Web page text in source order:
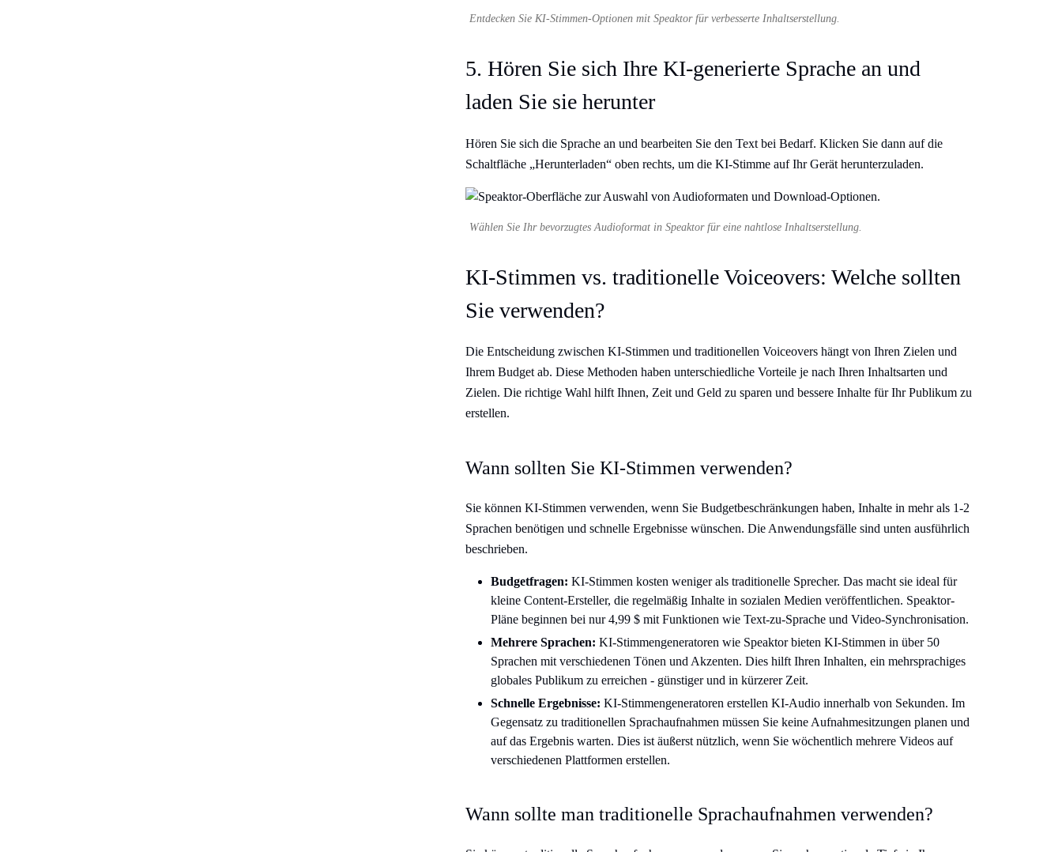
Entdecken Sie KI-Stimmen-Optionen mit Speaktor für verbesserte Inhaltserstellung.
5. Hören Sie sich Ihre KI-generierte Sprache an und
laden Sie sie herunter
Hören Sie sich die Sprache an und bearbeiten Sie den Text bei Bedarf. Klicken Sie dann auf die
Schaltfläche „Herunterladen“ oben rechts, um die KI-Stimme auf Ihr Gerät herunterzuladen.
Wählen Sie Ihr bevorzugtes Audioformat in Speaktor für eine nahtlose Inhaltserstellung.
KI-Stimmen vs. traditionelle Voiceovers: Welche sollten
Sie verwenden?
Die Entscheidung zwischen KI-Stimmen und traditionellen Voiceovers hängt von Ihren Zielen und
Ihrem Budget ab. Diese Methoden haben unterschiedliche Vorteile je nach Ihren Inhaltsarten und
Zielen. Die richtige Wahl hilft Ihnen, Zeit und Geld zu sparen und bessere Inhalte für Ihr Publikum zu
erstellen.
Wann sollten Sie KI-Stimmen verwenden?
Sie können KI-Stimmen verwenden, wenn Sie Budgetbeschränkungen haben, Inhalte in mehr als 1-2
Sprachen benötigen und schnelle Ergebnisse wünschen. Die Anwendungsfälle sind unten ausführlich
beschrieben.
Budgetfragen: KI-Stimmen kosten weniger als traditionelle Sprecher. Das macht sie ideal für
kleine Content-Ersteller, die regelmäßig Inhalte in sozialen Medien veröffentlichen. Speaktor-
Pläne beginnen bei nur 4,99 $ mit Funktionen wie Text-zu-Sprache und Video-Synchronisation.
Mehrere Sprachen: KI-Stimmengeneratoren wie Speaktor bieten KI-Stimmen in über 50
Sprachen mit verschiedenen Tönen und Akzenten. Dies hilft Ihren Inhalten, ein mehrsprachiges
globales Publikum zu erreichen - günstiger und in kürzerer Zeit.
Schnelle Ergebnisse: KI-Stimmengeneratoren erstellen KI-Audio innerhalb von Sekunden. Im
Gegensatz zu traditionellen Sprachaufnahmen müssen Sie keine Aufnahmesitzungen planen und
auf das Ergebnis warten. Dies ist äußerst nützlich, wenn Sie wöchentlich mehrere Videos auf
verschiedenen Plattformen erstellen.
Wann sollte man traditionelle Sprachaufnahmen verwenden?